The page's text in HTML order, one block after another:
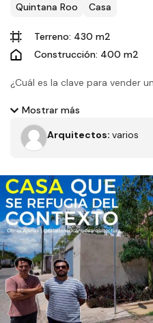
Quintana Roo Casa
Terreno: 430 m2
Construcción: 400 m2
¿Cuál es la clave para vender
en Preventa, cuenta con
una familia, en los acabados
Mostrar más
Arquitectos: varios
Filtros
Tipo de obra